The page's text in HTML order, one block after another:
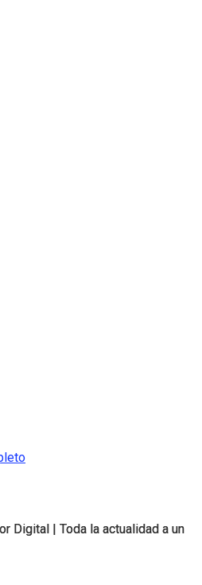
Digital | Toda la actualidad a un
Digital | Toda la actualidad a un